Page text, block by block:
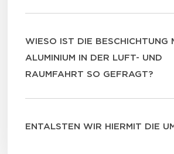
WIESO IST DIE BESCHICHTUNG
ALUMINIUM IN DER LUFT- UND
RAUMFAHRT SO GEFRAGT?
ENTALSTEN WIR HIERMIT DIE